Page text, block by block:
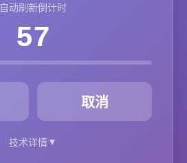
自动刷新倒计时
57
取消
技术详情▼